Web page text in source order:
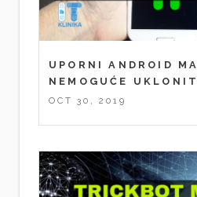
UPORNI ANDROID
NEMOGUĆE
OCT 30, 2019